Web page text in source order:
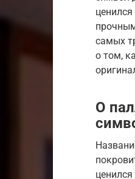
самых
о том,
О